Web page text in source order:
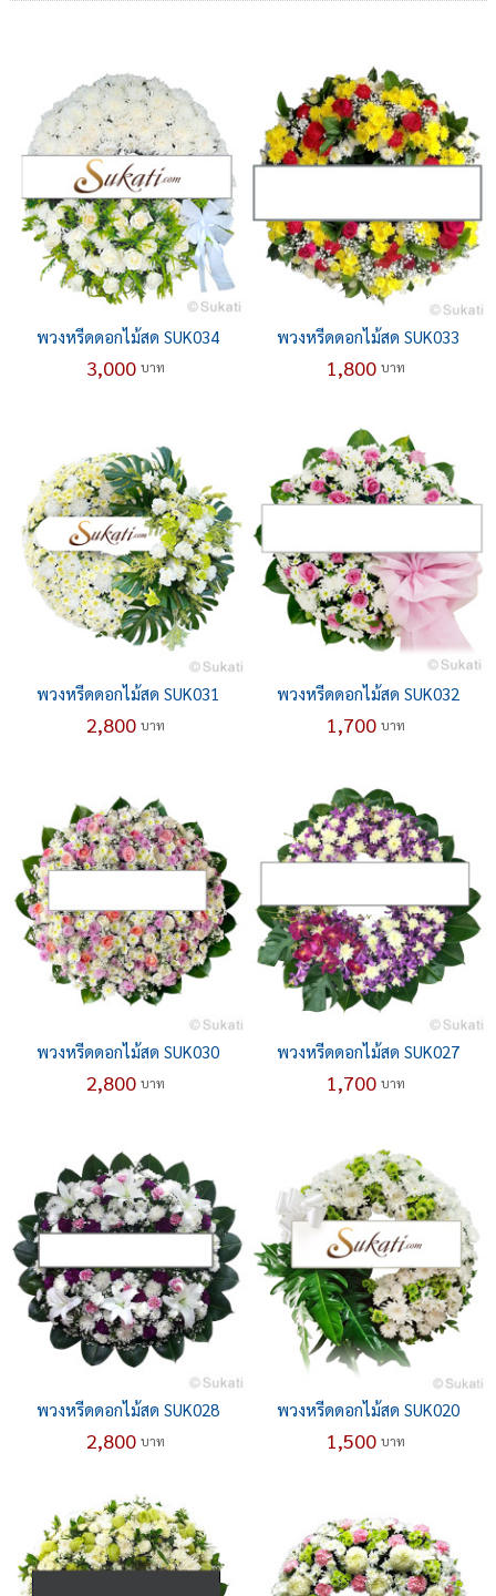
พวงหรีดดอกไม้สด SUK034
3,000 บาท
พวงหรีดดอกไม้สด SUK033
1,800 บาท
พวงหรีดดอกไม้สด SUK031
2,800 บาท
พวงหรีดดอกไม้สด SUK032
1,700 บาท
พวงหรีดดอกไม้สด SUK030
2,800 บาท
พวงหรีดดอกไม้สด SUK027
1,700 บาท
พวงหรีดดอกไม้สด SUK028
2,800 บาท
พวงหรีดดอกไม้สด SUK020
1,500 บาท